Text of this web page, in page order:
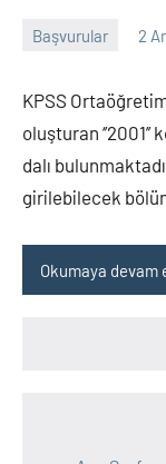
Başvurular 2
alperturkoglu
Yorum
KPSS
oluşturan
dalı
girilebilecek
Okumaya devam